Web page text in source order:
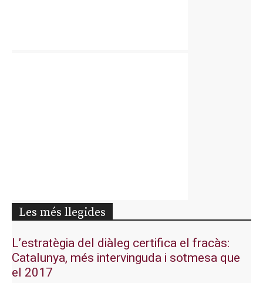
Les més llegides
L’estratègia del diàleg certifica el fracàs:
Catalunya, més intervinguda i sotmesa que
el 2017